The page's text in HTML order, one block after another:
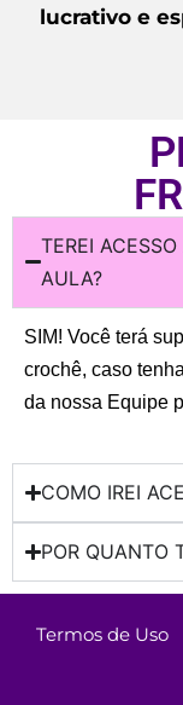
lucrativo e
TEREI
AULA?
SIM! Você terá
crochê, caso
da nossa Equipe
COMO IREI
POR QUANTO
Termos de Uso